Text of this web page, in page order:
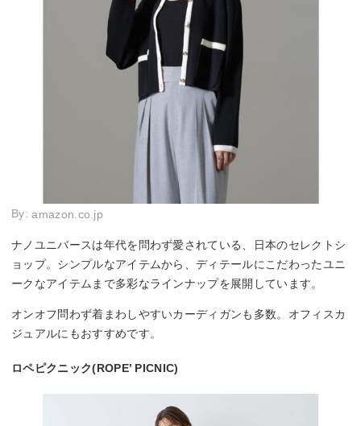
By:amazon.co.jp
ナノユニバースは年代を問わず愛されている、日本のセレクトシ
ョップ。シンプルなアイテムから、ディテールにこだわったユニ
ークなアイテムまで多彩なラインナップを展開しています。
オンオフ問わず着まわしやすいカーディガンも多数。オフィスカ
ジュアルにもおすすめです。
ロペピクニック(ROPE’ PICNIC)